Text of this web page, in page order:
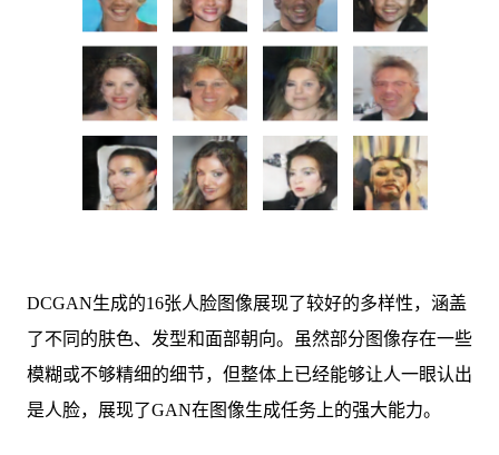
DCGAN生成的16张人脸图像展现了较好的多样性，涵盖
了不同的肤色、发型和面部朝向。虽然部分图像存在一些
模糊或不够精细的细节，但整体上已经能够让人一眼认出
是人脸，展现了GAN在图像生成任务上的强大能力。